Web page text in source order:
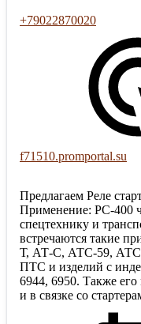
+79022870020
f71510.promportal.su
Предлагаем Реле
Применение: РС-400
спецтехнику и
встречаются такие
Т, АТ-С, АТС-59, АТС-
ПТС и изделий с
6944, 6950. Также
и в связке со